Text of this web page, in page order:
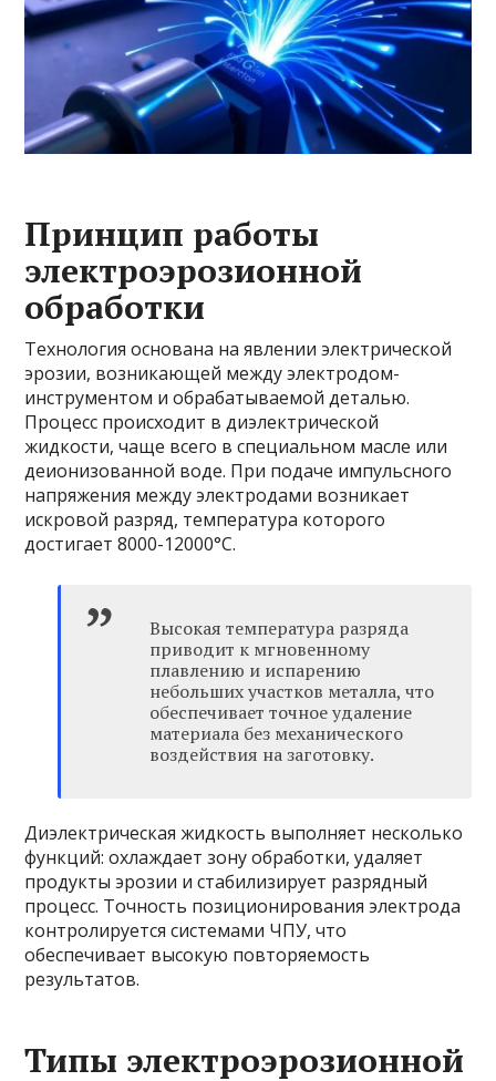
Принцип работы
электроэрозионной
обработки
Технология основана на явлении электрической
эрозии, возникающей между электродом-
инструментом и обрабатываемой деталью.
Процесс происходит в диэлектрической
жидкости, чаще всего в специальном масле или
деионизованной воде. При подаче импульсного
напряжения между электродами возникает
искровой разряд, температура которого
достигает 8000-12000°C.
Высокая температура разряда
приводит к мгновенному
плавлению и испарению
небольших участков металла, что
обеспечивает точное удаление
материала без механического
воздействия на заготовку.
Диэлектрическая жидкость выполняет несколько
функций: охлаждает зону обработки, удаляет
продукты эрозии и стабилизирует разрядный
процесс. Точность позиционирования электрода
контролируется системами ЧПУ, что
обеспечивает высокую повторяемость
результатов.
Типы электроэрозионной